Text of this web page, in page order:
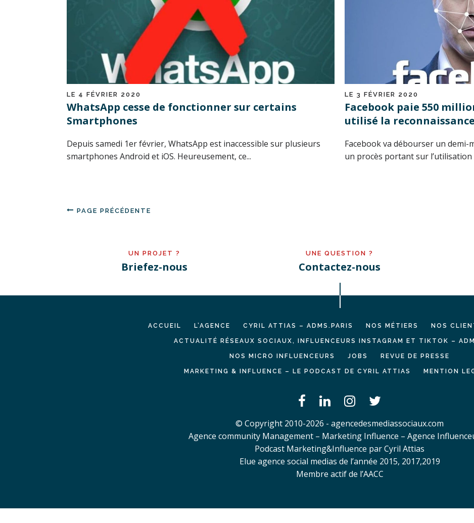
LE 4 FÉVRIER 2020
WhatsApp cesse de fonctionner sur certains
Smartphones
Depuis samedi 1er février, WhatsApp est inaccessible sur plusieurs
smartphones Android et iOS. Heureusement, ce...
LE 3 FÉVRIER 2020
Facebook paie 550
utilisé la
Facebook va débourser un
un procès portant sur l’utilisation
PAGE PRÉCÉDENTE
UN PROJET ?
Briefez-nous
UNE QUESTION ?
Contactez-nous
ACCUEIL L’AGENCE CYRIL ATTIAS – ADMS.PARIS NOS MÉTIERS NOS
ACTUALITÉ RÉSEAUX SOCIAUX, INFLUENCEURS INSTAGRAM ET TIKTOK –
NOS MICRO INFLUENCEURS JOBS REVUE DE PRESSE
MARKETING & INFLUENCE – LE PODCAST DE CYRIL ATTIAS MENTION
© Copyright 2010-2026 - agencedesmediassociaux.com
Agence community Management – Marketing Influence – Agence
Podcast Marketing&Influence par Cyril Attias
Elue agence social medias de l’année 2015, 2017,2019
Membre actif de l’AACC